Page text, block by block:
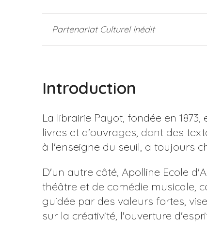
Partenariat Culturel Inédit
Introduction
La librairie Payot, fondée en
livres et d'ouvrages, dont des
à l'enseigne du seuil, a toujours
D'un autre côté, Apolline Ecole
théâtre et de comédie musicale,
guidée par des valeurs fortes,
sur la créativité, l'ouverture